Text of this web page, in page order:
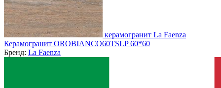
керамогранит La Faenza
Керамогранит OROBIANCO60TSLP 60*60
Бренд: La Faenza